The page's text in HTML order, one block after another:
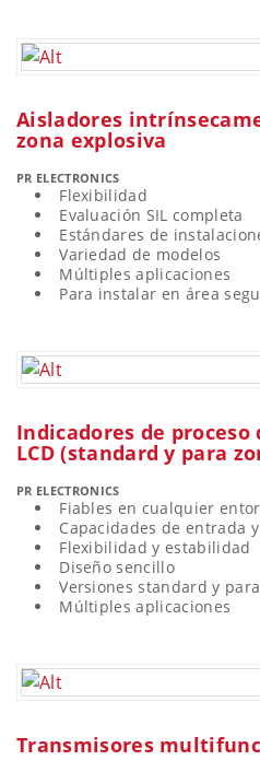
Aisladores
zona explosiva
PR ELECTRONICS
Flexibilidad
Evaluación SIL completa
Estándares de
Variedad de modelos
Múltiples aplicaciones
Para instalar en área
Indicadores de proceso
LCD (standard y para
PR ELECTRONICS
Fiables en cualquier
Capacidades de entrada
Flexibilidad y estabilidad
Diseño sencillo
Versiones standard y
Múltiples aplicaciones
Transmisores